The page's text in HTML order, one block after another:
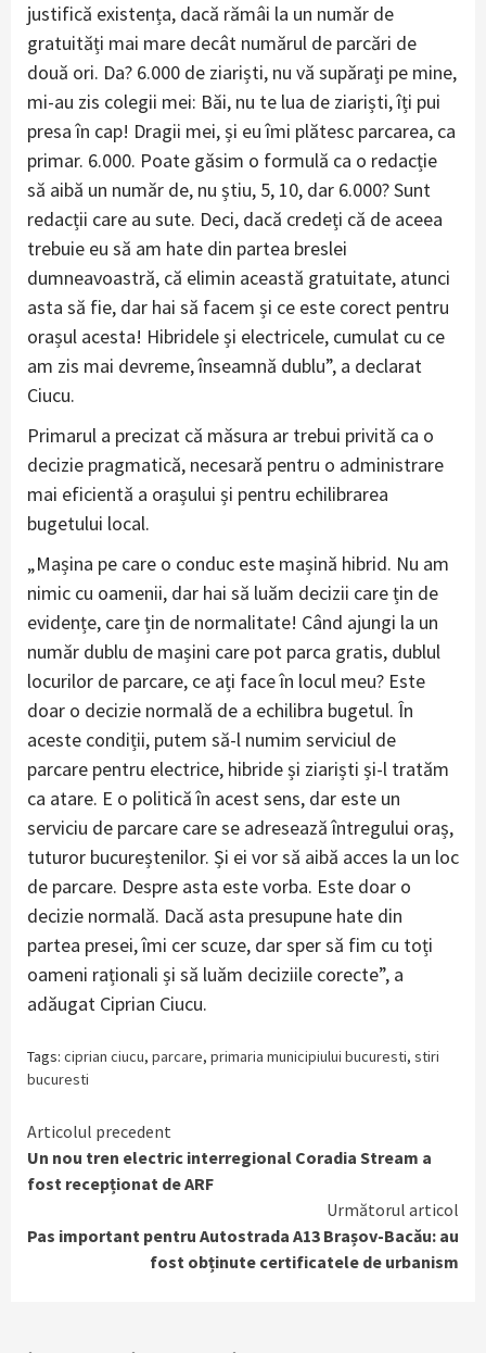
justifică existența, dacă rămâi la un număr de
gratuități mai mare decât numărul de parcări de
două ori. Da? 6.000 de ziariști, nu vă supărați pe mine,
mi-au zis colegii mei: Băi, nu te lua de ziariști, îți pui
presa în cap! Dragii mei, și eu îmi plătesc parcarea, ca
primar. 6.000. Poate găsim o formulă ca o redacție
să aibă un număr de, nu știu, 5, 10, dar 6.000? Sunt
redacții care au sute. Deci, dacă credeți că de aceea
trebuie eu să am hate din partea breslei
dumneavoastră, că elimin această gratuitate, atunci
asta să fie, dar hai să facem și ce este corect pentru
orașul acesta! Hibridele și electricele, cumulat cu ce
am zis mai devreme, înseamnă dublu”, a declarat
Ciucu.
Primarul a precizat că măsura ar trebui privită ca o
decizie pragmatică, necesară pentru o administrare
mai eficientă a orașului și pentru echilibrarea
bugetului local.
„Mașina pe care o conduc este mașină hibrid. Nu am
nimic cu oamenii, dar hai să luăm decizii care țin de
evidențe, care țin de normalitate! Când ajungi la un
număr dublu de mașini care pot parca gratis, dublul
locurilor de parcare, ce ați face în locul meu? Este
doar o decizie normală de a echilibra bugetul. În
aceste condiții, putem să-l numim serviciul de
parcare pentru electrice, hibride și ziariști și-l tratăm
ca atare. E o politică în acest sens, dar este un
serviciu de parcare care se adresează întregului oraș,
tuturor bucureștenilor. Și ei vor să aibă acces la un loc
de parcare. Despre asta este vorba. Este doar o
decizie normală. Dacă asta presupune hate din
partea presei, îmi cer scuze, dar sper să fim cu toți
oameni raționali și să luăm deciziile corecte”, a
adăugat Ciprian Ciucu.
Tags: ciprian ciucu, parcare, primaria municipiului bucuresti, stiri
bucuresti
Continue
Reading
Articolul precedent
Un nou tren electric interregional Coradia Stream a
fost recepționat de ARF
Următorul articol
Pas important pentru Autostrada A13 Brașov-Bacău: au
fost obținute certificatele de urbanism